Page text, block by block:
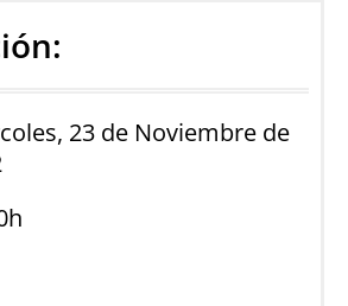
23 de Noviembre de